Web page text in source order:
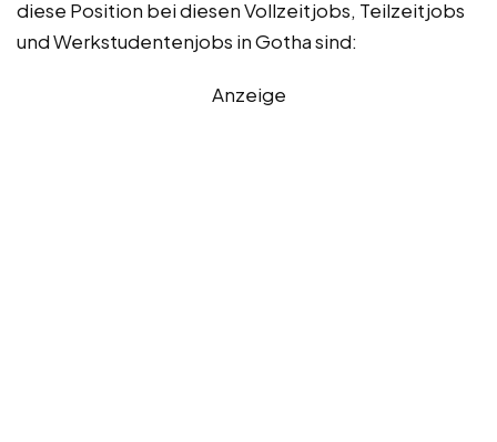
diese Position bei diesen Vollzeitjobs, Teilzeitjobs
und Werkstudentenjobs in Gotha sind:
Anzeige